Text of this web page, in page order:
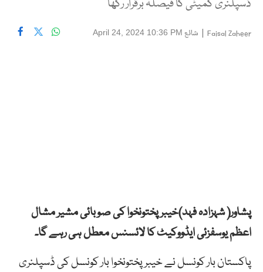
ڈسپلنری کمیٹی کا فیصلہ برقرار رکھا
Faisal Zaheer
| شائع April 24, 2024 10:36 PM
پشاور( شہزادہ فہد)خیبرپختونخوا کی صوبائی مشیر مشال
اعظم یوسفزئی ایڈووکیٹ کا لائسنس معطل ہی رہے گا۔
پاکستان بار کونسل نے خیبر پختونخوا بار کونسل کی ڈسپلنری